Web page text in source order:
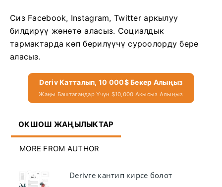
Сиз Facebook, Instagram, Twitter аркылуу
билдирүү жөнөтө аласыз. Социалдык
тармактарда көп берилүүчү суроолорду бере
аласыз.
Deriv Катталып, 10 000$ Бекер Алыңыз
Жаңы Баштагандар Үчүн $10,000 Акысыз Алыңыз
ОКШОШ ЖАҢЫЛЫКТАР
MORE FROM AUTHOR
Derivге кантип кирсе болот